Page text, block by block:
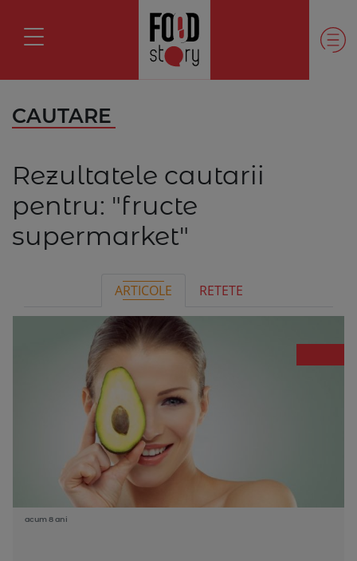
CAUTARE
Rezultatele cautarii
pentru: "fructe
supermarket"
ARTICOLE RETETE
acum 8 ani